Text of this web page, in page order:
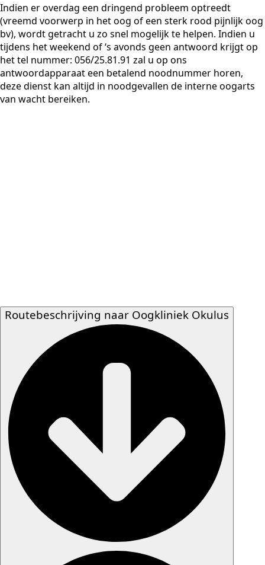
Indien er overdag een dringend probleem optreedt
(vreemd voorwerp in het oog of een sterk rood pijnlijk oog
bv), wordt getracht u zo snel mogelijk te helpen. Indien u
tijdens het weekend of ‘s avonds geen antwoord krijgt op
het tel nummer: 056/25.81.91 zal u op ons
antwoordapparaat een betalend noodnummer horen,
deze dienst kan altijd in noodgevallen de interne oogarts
van wacht bereiken.
Routebeschrijving naar Oogkliniek Okulus